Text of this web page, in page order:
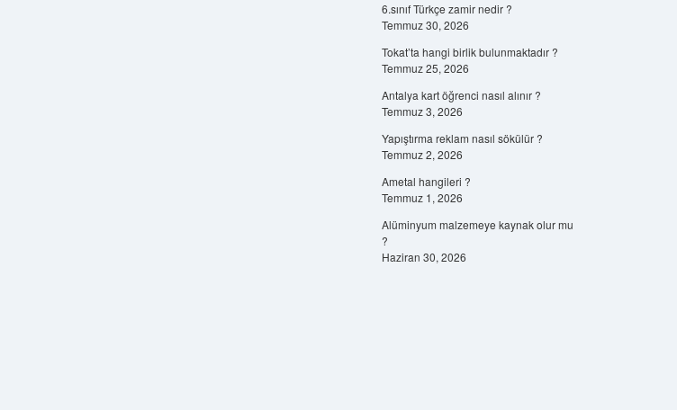
6.sınıf Türkçe zamir nedir ?
Temmuz 30, 2026
Tokat’ta hangi birlik bulunmaktadır ?
Temmuz 25, 2026
Antalya kart öğrenci nasıl alınır ?
Temmuz 3, 2026
Yapıştırma reklam nasıl sökülür ?
Temmuz 2, 2026
Ametal hangileri ?
Temmuz 1, 2026
Alüminyum malzemeye kaynak olur mu
?
Haziran 30, 2026